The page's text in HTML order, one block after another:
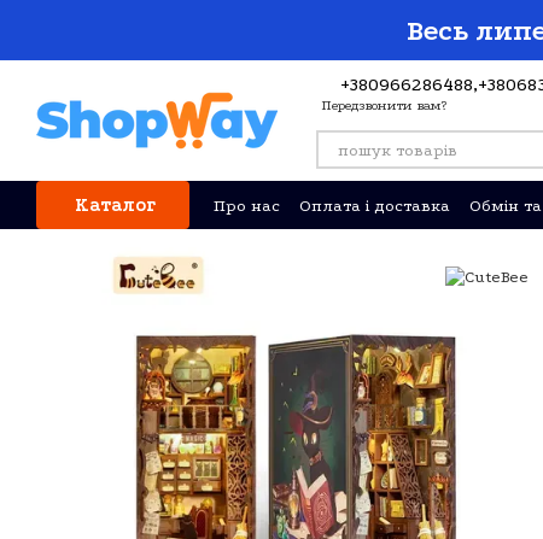
Весь
+380966286488,
Передзвонити вам?
Каталог Про нас Оплата і доставка Обмін
Відгуки про магазин